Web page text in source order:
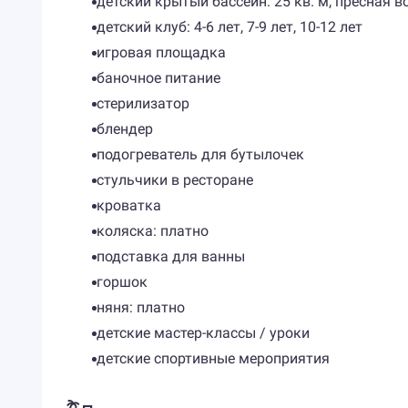
детский клуб: 4-6 лет, 7-9 лет, 10-12 лет
игровая площадка
баночное питание
стерилизатор
блендер
подогреватель для бутылочек
стульчики в ресторане
кроватка
коляска: платно
подставка для ванны
горшок
няня: платно
детские мастер-классы / уроки
детские спортивные мероприятия